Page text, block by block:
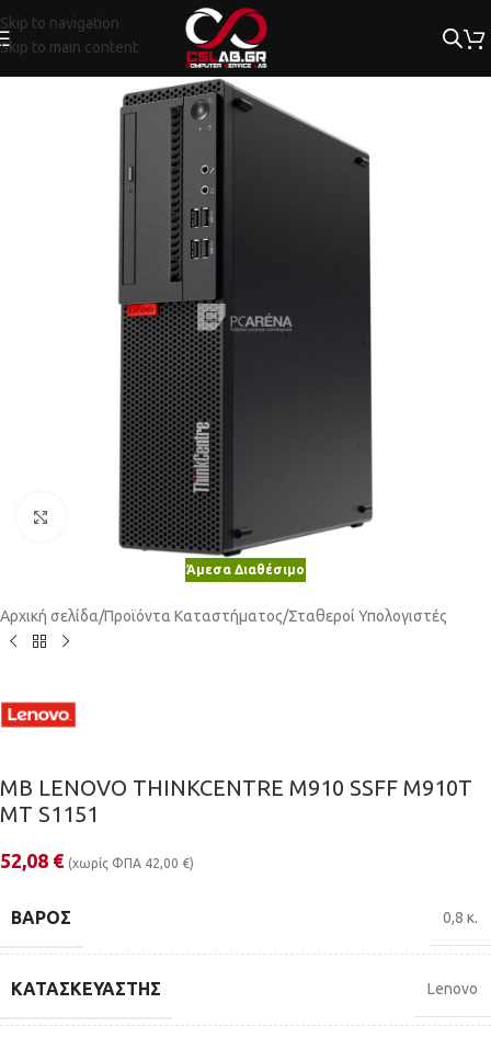
Skip to navigation
Skip to main content
Κλικ για μεγέθυνση
Άμεσα Διαθέσιμο
Αρχική σελίδα/Προϊόντα Καταστήματος/Σταθεροί Υπολογιστές
MB LENOVO THINKCENTRE M910 SSFF M910T
ΜΤ S1151
52,08 € (χωρίς ΦΠΑ 42,00 €)
ΒΆΡΟΣ 0,8 κ.
ΚΑΤΑΣΚΕΥΑΣΤΉΣ Lenovo